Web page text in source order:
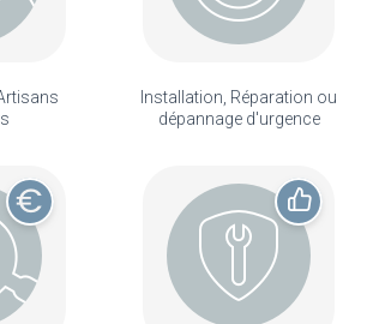
Installation, Réparation ou
dépannage d'urgence